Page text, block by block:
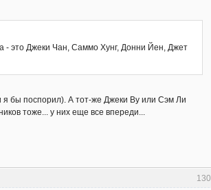
- это Джеки Чан, Саммо Хунг, Донни Йен, Джет
я бы поспорил). А тот-же Джеки Ву или Сэм Ли
тоже... у них еще все впереди...
130